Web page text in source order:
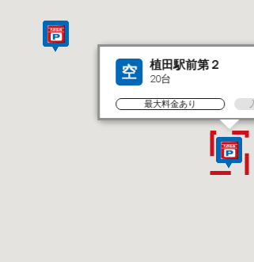
空 植田駅前第２
20台
最大料金あり